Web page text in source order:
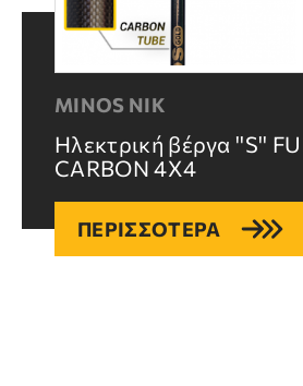
MINOS NIK
Ηλεκτρική βέργα ''S''
CARBON 4X4
ΠΕΡΙΣΣΟΤΕΡΑ